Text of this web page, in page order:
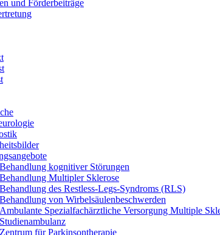
und Förderbeiträge
Behandlung kognitiver Störungen
Behandlung Multipler Sklerose
Behandlung des Restless-Legs-Syndroms (RLS)
Behandlung von Wirbelsäulenbeschwerden
Ambulante Spezialfachärztliche Versorgung Multiple
Studienambulanz
Zentrum für Parkinsontherapie